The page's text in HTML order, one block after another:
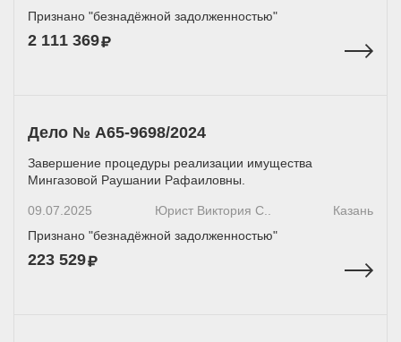
Признано "безнадёжной задолженностью"
2 111 369
Дело № А65-9698/2024
Завершение процедуры реализации имущества
Мингазовой Раушании Рафаиловны.
09.07.2025 Юрист Виктория С..
Казань
Признано "безнадёжной задолженностью"
223 529